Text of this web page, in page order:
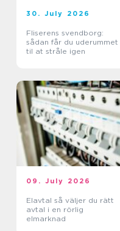
30. July 2026
Fliserens svendborg:
sådan får du uderummet
til at stråle igen
09. July 2026
Elavtal så väljer du rätt
avtal i en rörlig
elmarknad